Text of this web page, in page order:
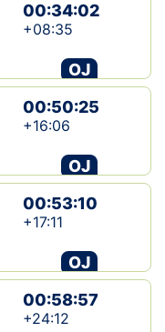
00:34:02
+08:35
OJ
00:50:25
+16:06
OJ
00:53:10
+17:11
OJ
00:58:57
+24:12